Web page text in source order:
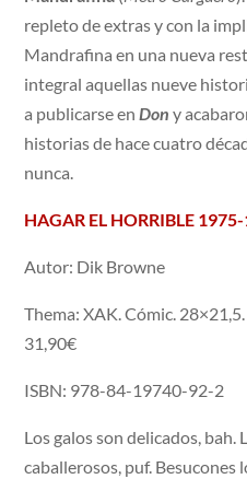
repleto de extras y con la
Mandrafina en una nueva
integral aquellas nueve
a publicarse enDon y
historias de hace cuatro
nunca.
HAGAR EL HORRIBLE
Autor: Dik Browne
Thema: XAK. Cómic.
31,90€
ISBN: 978-84-19740-92-2
Los galos son delicados, bah.
caballerosos, puf.